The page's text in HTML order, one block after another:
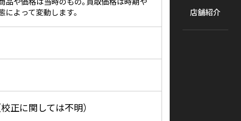
店舗紹介
によって変動します｡
正に関しては不明）